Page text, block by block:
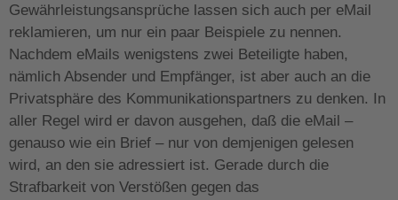
Gewährleistungsansprüche lassen sich auch per eMail
reklamieren, um nur ein paar Beispiele zu nennen.
Nachdem eMails wenigstens zwei Beteiligte haben,
nämlich Absender und Empfänger, ist aber auch an die
Privatsphäre des Kommunikationspartners zu denken. In
aller Regel wird er davon ausgehen, daß die eMail –
genauso wie ein Brief – nur von demjenigen gelesen
wird, an den sie adressiert ist. Gerade durch die
Strafbarkeit von Verstößen gegen das